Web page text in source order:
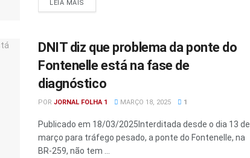
LEIA MAIS
DNIT diz que problema da ponte do
Fontenelle está na fase de
diagnóstico
POR JORNAL FOLHA 1 MARÇO 18, 2025 1
Publicado em 18/03/2025Interditada desde o dia 13 de
março para tráfego pesado, a ponte do Fontenelle, na
BR-259, não tem ...